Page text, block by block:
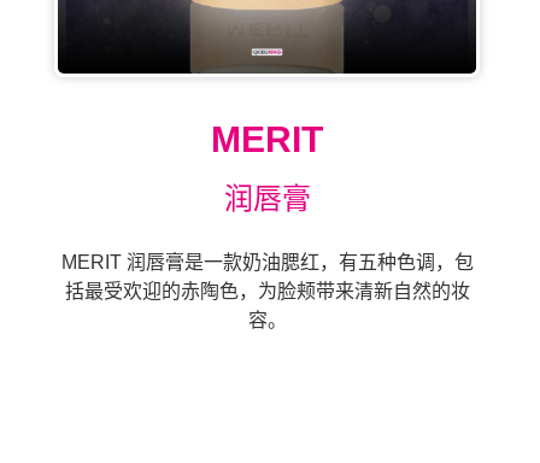
MERIT
润唇膏
MERIT 润唇膏是一款奶油腮红，有五种色调，包
括最受欢迎的赤陶色，为脸颊带来清新自然的妆
容。